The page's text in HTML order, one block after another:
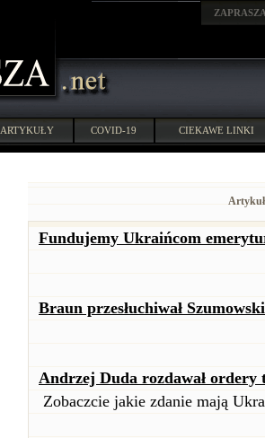
ARTYKUŁY COVID-19 CIEKAWE LINKI
Fundujemy Ukraińcom
Braun przesłuchiwał
Andrzej Duda rozdawał
Zobaczcie jakie zdanie mają